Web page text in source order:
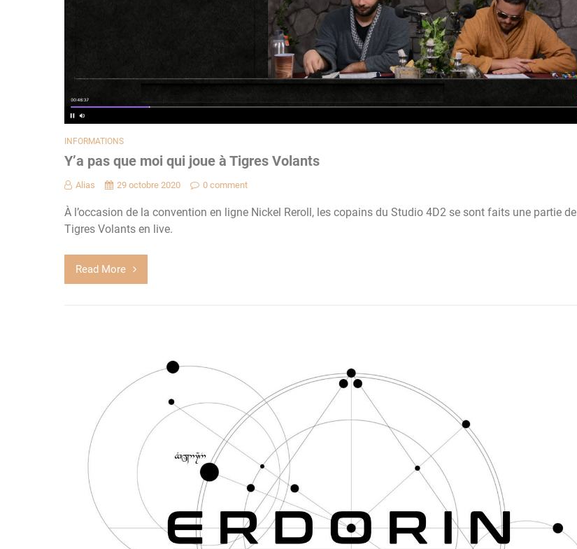
INFORMATIONS
Y’a pas que moi qui joue à Tigres Volants
Alias 29 octobre 2020 0 comment
À l’occasion de la convention en ligne Nickel Reroll, les copains du Studio 4D2 se sont faits une partie de
Tigres Volants en live.
Read More